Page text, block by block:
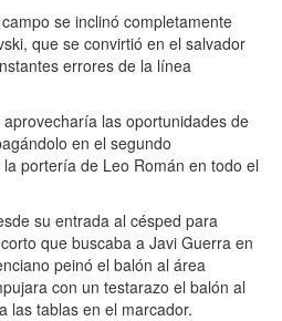
se inclinó completamente
que se convirtió en el salvador
errores de la línea
las oportunidades de
en el segundo
portería de Leo Román en todo el
su entrada al césped para
que buscaba a Javi Guerra en
peinó el balón al área
con un testarazo el balón al
las tablas en el marcador.